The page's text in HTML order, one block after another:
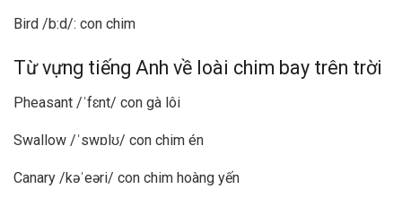
Bird /b:d/: con chim
Từ vựng tiếng Anh về loài chim bay trên trời
Pheasant /ˈfɛnt/ con gà lôi
Swallow /ˈswɒlʊ/ con chim én
Canary /kəˈeəri/ con chim hoàng yến